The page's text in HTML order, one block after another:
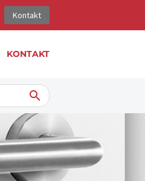
Kontakt
KONTAKT